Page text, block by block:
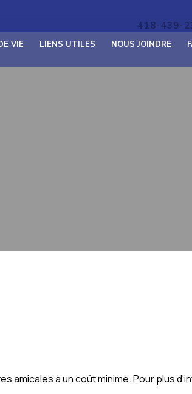
418-439-
VIE LIENS UTILES NOUS JOINDRE
amicales à un coût minime. Pour plus